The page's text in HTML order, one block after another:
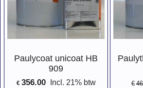
Paulycoat unicoat HB
909
€ 356.00
Incl. 21% btw
€